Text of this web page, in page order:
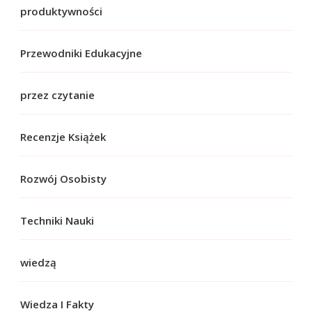
produktywności
Przewodniki Edukacyjne
przez czytanie
Recenzje Książek
Rozwój Osobisty
Techniki Nauki
wiedzą
Wiedza I Fakty